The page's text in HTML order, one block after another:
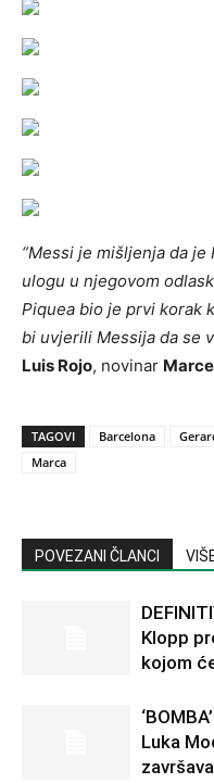
“Messi je mišljenja da
ulogu u njegovom
Piquea bio je prvi korak
bi uvjerili Messija da se
Luis Rojo, novinar Marce
TAGOVI Barcelona
Marca
POVEZANI ČLANCI
Klopp
kojom
Luka